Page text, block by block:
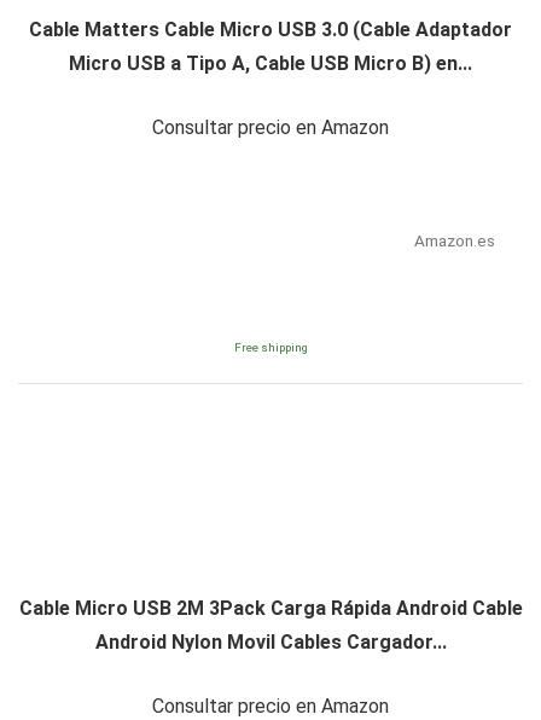
Cable Matters Cable Micro USB 3.0 (Cable Adaptador
Micro USB a Tipo A, Cable USB Micro B) en...
Consultar precio en Amazon
Amazon.es
Free shipping
Cable Micro USB 2M 3Pack Carga Rápida Android Cable
Android Nylon Movil Cables Cargador...
Consultar precio en Amazon